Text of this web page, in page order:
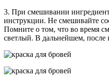
3. При смешивании
инструкции. Не смешивайте
Помните о том, что во время
светлый. В дальнейшем, после